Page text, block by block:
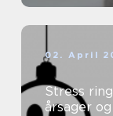
02. April
Stress ringsted forstå
årsager